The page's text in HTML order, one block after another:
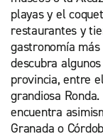
playas y el
restaurantes y
gastronomía
descubra
provincia, entre
grandiosa
encuentra
Granada o